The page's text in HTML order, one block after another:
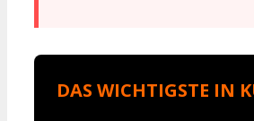
DAS WICHTIGSTE IN